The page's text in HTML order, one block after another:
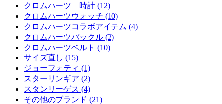
クロムハーツ 時計 (12)
クロムハーツウォッチ (10)
クロムハーツコラボアイテム (4)
クロムハーツバックル (2)
クロムハーツベルト (10)
サイズ直し (15)
ジョーフォティ (1)
スターリンギア (2)
スタンリーゲス (4)
その他のブランド (21)